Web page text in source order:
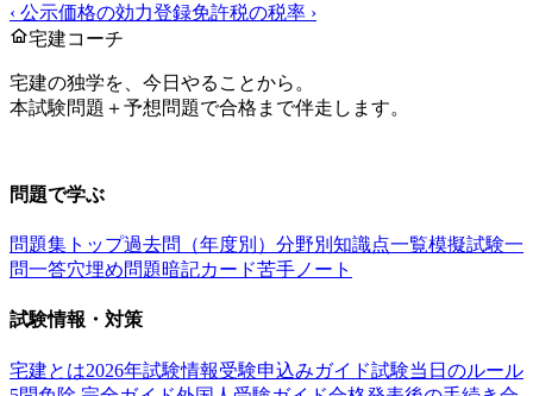
‹ 公示価格の効力登録免許税の税率 ›
宅建コーチ
宅建の独学を、今日やることから。
本試験問題＋予想問題で合格まで伴走します。
問題で学ぶ
問題集トップ過去問（年度別） 分野別 知識点一覧模擬試験一
問一答穴埋め問題暗記カード苦手ノート
試験情報・対策
宅建とは2026年試験情報受験申込みガイド試験当日のルール